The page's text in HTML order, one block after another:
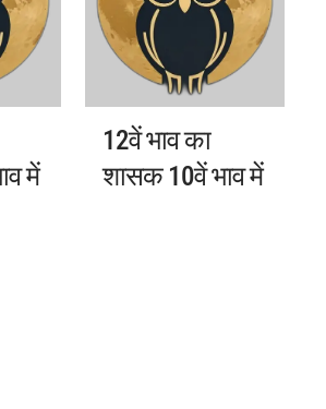
में
12वें भाव का
शासक 10वें भाव में